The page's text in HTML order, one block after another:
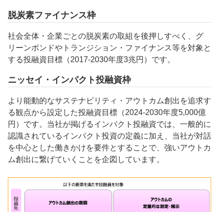
脱炭素ファイナンス枠
社会全体・企業ごとの脱炭素の取組を後押しすべく、グ
リーンボンドやトランジション・ファイナンス等を対象と
する投融資目標（2017-2030年度3兆円）です。
ニッセイ・インパクト投融資枠
より能動的なサステナビリティ・アウトカム創出を追求す
る観点から設定した投融資目標（2024-2030年度5,000億
円）です。当社が掲げるインパクト投融資では、一般的に
認識されているインパクト投資の定義に加え、当社が対話
を中心とした働きかけを要件とすることで、強いアウトカ
ム創出に繋げていくことを企図しています。